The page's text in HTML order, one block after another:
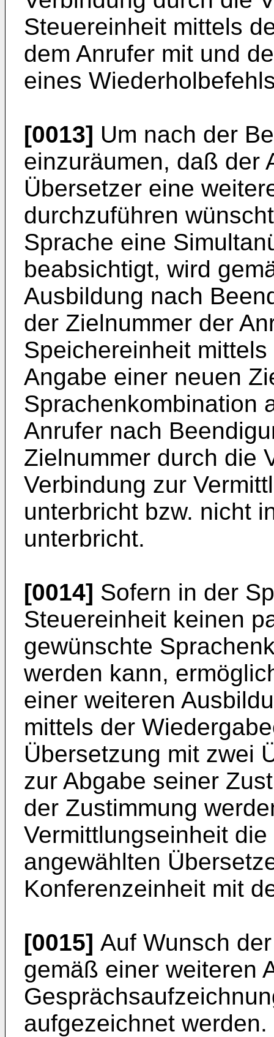
Steuereinheit mittels
dem Anrufer mit und
eines
[0013] Um nach der
einzuräumen, daß der
Übersetzer eine
durchzuführen
Sprache eine
beabsichtigt, wird
Ausbildung nach
der Zielnummer der
Speichereinheit
Angabe einer neuen
Sprachenkombination
Anrufer nach
Zielnummer durch die
Verbindung zur
unterbricht bzw. nicht
unterbricht.
[0014] Sofern in der
Steuereinheit keinen
gewünschte
werden kann,
einer weiteren
mittels der
Übersetzung mit zwei
zur Abgabe seiner
der Zustimmung
Vermittlungseinheit
angewählten
Konferenzeinheit mit
[0015] Auf Wunsch
gemäß einer weiteren
aufgezeichnet werden.